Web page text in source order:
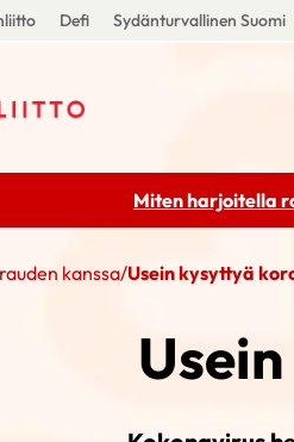
Defi Sydänturvallinen Suomi
Miten harjoitella
kanssa/Usein kysyttyä